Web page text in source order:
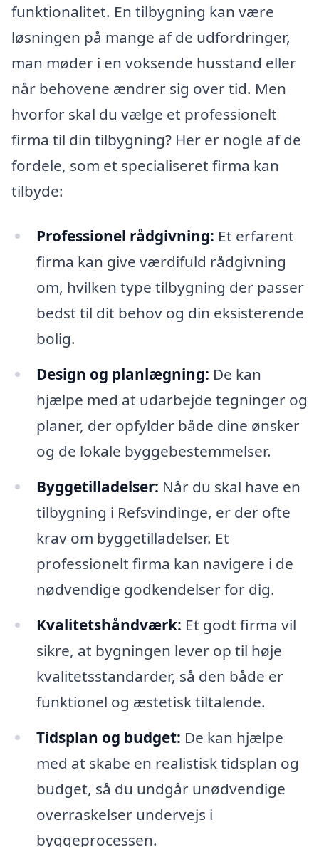
funktionalitet. En tilbygning kan være
løsningen på mange af de udfordringer,
man møder i en voksende husstand eller
når behovene ændrer sig over tid. Men
hvorfor skal du vælge et professionelt
firma til din tilbygning? Her er nogle af de
fordele, som et specialiseret firma kan
tilbyde:
Professionel rådgivning: Et erfarent
firma kan give værdifuld rådgivning
om, hvilken type tilbygning der passer
bedst til dit behov og din eksisterende
bolig.
Design og planlægning: De kan
hjælpe med at udarbejde tegninger og
planer, der opfylder både dine ønsker
og de lokale byggebestemmelser.
Byggetilladelser: Når du skal have en
tilbygning i Refsvindinge, er der ofte
krav om byggetilladelser. Et
professionelt firma kan navigere i de
nødvendige godkendelser for dig.
Kvalitetshåndværk: Et godt firma vil
sikre, at bygningen lever op til høje
kvalitetsstandarder, så den både er
funktionel og æstetisk tiltalende.
Tidsplan og budget: De kan hjælpe
med at skabe en realistisk tidsplan og
budget, så du undgår unødvendige
overraskelser undervejs i
byggeprocessen.